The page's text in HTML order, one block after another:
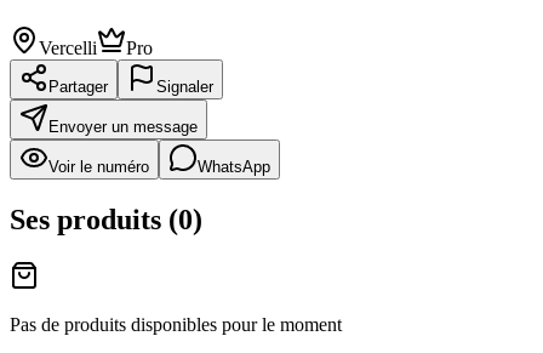
Vercelli Pro
Partager Signaler
Envoyer un message
Voir le numéro WhatsApp
Ses produits (0)
Pas de produits disponibles pour le moment